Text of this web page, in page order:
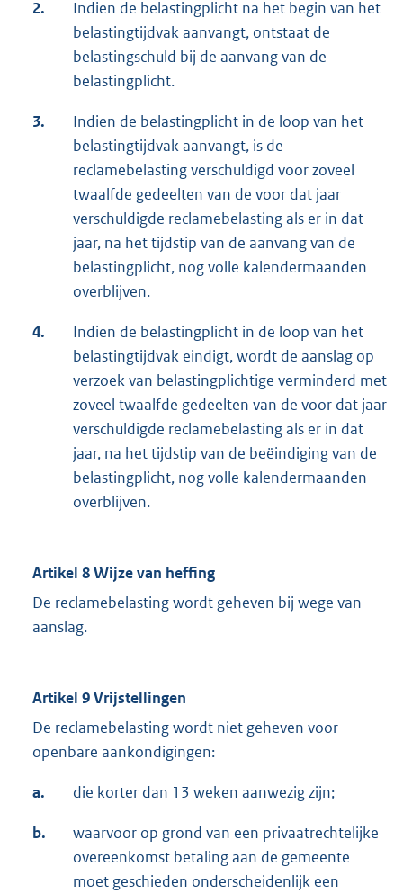
2.
Indien de belastingplicht na het begin van het
belastingtijdvak aanvangt, ontstaat de
belastingschuld bij de aanvang van de
belastingplicht.
3.
Indien de belastingplicht in de loop van het
belastingtijdvak aanvangt, is de
reclamebelasting verschuldigd voor zoveel
twaalfde gedeelten van de voor dat jaar
verschuldigde reclamebelasting als er in dat
jaar, na het tijdstip van de aanvang van de
belastingplicht, nog volle kalendermaanden
overblijven.
4.
Indien de belastingplicht in de loop van het
belastingtijdvak eindigt, wordt de aanslag op
verzoek van belastingplichtige verminderd met
zoveel twaalfde gedeelten van de voor dat jaar
verschuldigde reclamebelasting als er in dat
jaar, na het tijdstip van de beëindiging van de
belastingplicht, nog volle kalendermaanden
overblijven.
Artikel 8 Wijze van heffing
De reclamebelasting wordt geheven bij wege van
aanslag.
Artikel 9 Vrijstellingen
De reclamebelasting wordt niet geheven voor
openbare aankondigingen:
a. die korter dan 13 weken aanwezig zijn;
b.
waarvoor op grond van een privaatrechtelijke
overeenkomst betaling aan de gemeente
moet geschieden onderscheidenlijk een